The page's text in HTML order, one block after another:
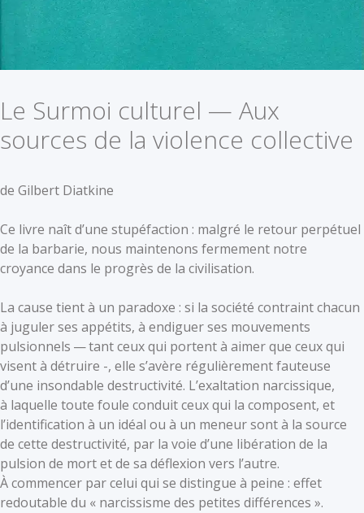
Le Surmoi culturel — Aux
sources de la violence collective
de Gilbert Diatkine
Ce livre naît d’une stupéfaction : malgré le retour perpétuel
de la barbarie, nous maintenons fermement notre
croyance dans le progrès de la civilisation.
La cause tient à un paradoxe : si la société contraint chacun
à juguler ses appétits, à endiguer ses mouvements
pulsionnels — tant ceux qui portent à aimer que ceux qui
visent à détruire -, elle s’avère régulièrement fauteuse
d’une insondable destructivité. L’exaltation narcissique,
à laquelle toute foule conduit ceux qui la composent, et
l’identification à un idéal ou à un meneur sont à la source
de cette destructivité, par la voie d’une libération de la
pulsion de mort et de sa déflexion vers l’autre.
À commencer par celui qui se distingue à peine : effet
redoutable du « narcissisme des petites différences ».